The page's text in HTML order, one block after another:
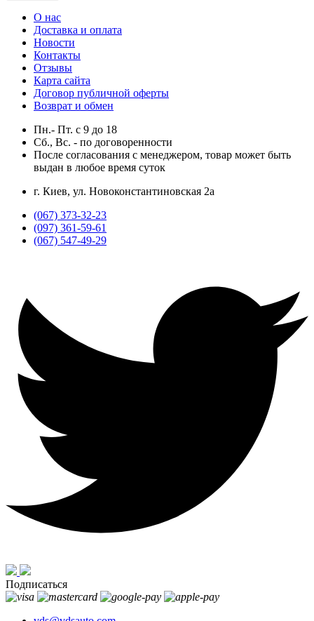
О нас
Доставка и оплата
Новости
Контакты
Отзывы
Карта сайта
Договор публичной оферты
Возврат и обмен
Пн.- Пт. с 9 до 18
Сб., Вс. - по договоренности
После согласования с менеджером, товар может быть
выдан в любое время суток
г. Киев, ул. Новоконстантиновская 2а
(067) 373-32-23
(097) 361-59-61
(067) 547-49-29
Подписаться